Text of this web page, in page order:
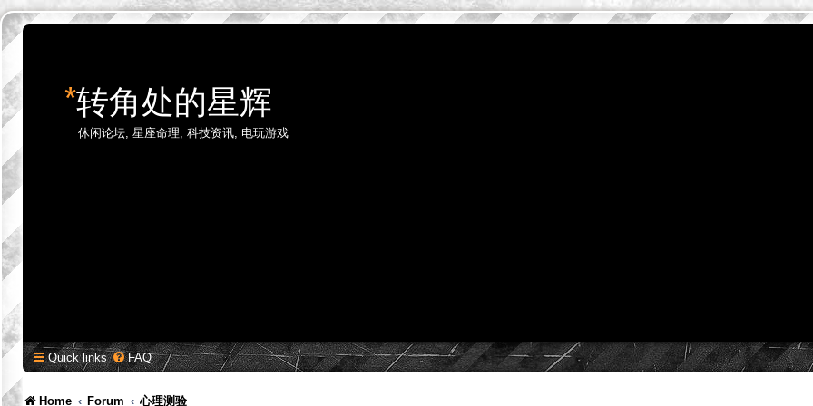
*转角处的星辉
休闲论坛, 星座命理, 科技资讯, 电玩游戏
Quick links FAQ
Home Forum 心理测验